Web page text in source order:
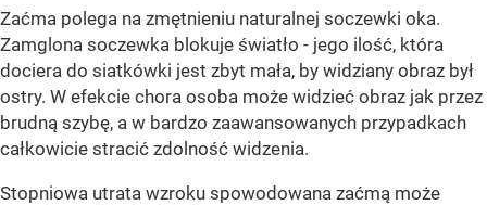
Zaćma polega na zmętnieniu naturalnej soczewki oka.
Zamglona soczewka blokuje światło - jego ilość, która
dociera do siatkówki jest zbyt mała, by widziany obraz był
ostry. W efekcie chora osoba może widzieć obraz jak przez
brudną szybę, a w bardzo zaawansowanych przypadkach
całkowicie stracić zdolność widzenia.
Stopniowa utrata wzroku spowodowana zaćmą może